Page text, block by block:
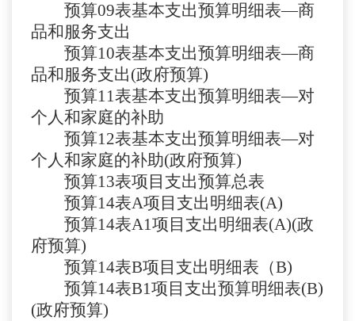
预算09表基本支出预算明细表—商
品和服务支出
预算10表基本支出预算明细表—商
品和服务支出(政府预算)
预算11表基本支出预算明细表—对
个人和家庭的补助
预算12表基本支出预算明细表—对
个人和家庭的补助(政府预算)
预算13表项目支出预算总表
预算14表A项目支出明细表(A)
预算14表A1项目支出明细表(A)(政
府预算)
预算14表B项目支出明细表（B)
预算14表B1项目支出预算明细表(B)
(政府预算)